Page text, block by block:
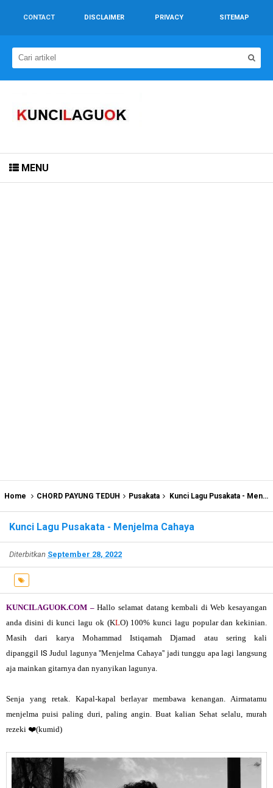
CONTACT DISCLAIMER PRIVACY SITEMAP
MENU
Home CHORD PAYUNG TEDUH Pusakata Kunci Lagu Pusakata - Menjelma Cahaya
Kunci Lagu Pusakata - Menjelma Cahaya
Diterbitkan September 28, 2022
KUNCILAGUOK.COM – Hallo selamat datang kembali di Web kesayangan
anda disini di kunci lagu ok (KLO) 100% kunci lagu popular dan kekinian.
Masih dari karya Mohammad Istiqamah Djamad atau sering kali
dipanggil ISJudul lagunya ''Menjelma Cahaya'' jadi tunggu apa lagi langsung
aja mainkan gitarnya dan nyanyikan lagunya.
Senja yang retak. Kapal-kapal berlayar membawa kenangan. Airmatamu
menjelma puisi paling duri, paling angin. Buat kalian Sehat selalu, murah
rezeki ❤️(kumid)